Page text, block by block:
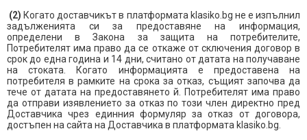
(2) Когато доставчикът в платформата klasiko.bg не e изпълнил
задълженията си за предоставяне на информация,
определени в Закона за защита на потребителите,
Потребителят има право да се откаже от сключения договор в
срок до една година и 14 дни, считано от датата на получаване
на стоката. Когато информацията е предоставена на
потребителя в рамките на срока за отказ, същият започва да
тече от датата на предоставянето й. Потребителят има право
да отправи изявлението за отказ по този член директно пред
Доставчика чрез единния формуляр за отказ от договора,
достъпен на сайта на Доставчика в платформата klasiko.bg.